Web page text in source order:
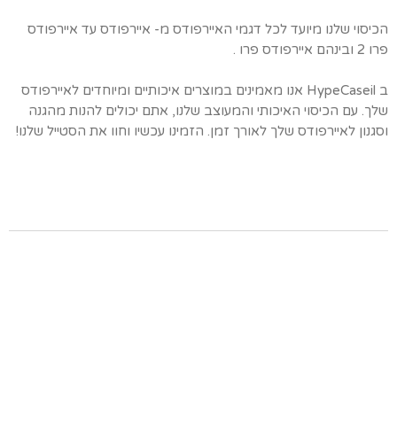
הכיסוי שלנו מיועד לכל דגמי האיירפודס מ- איירפודס עד איירפודס
פרו 2 ובינהם איירפודס פרו .
ב HypeCaseil אנו מאמינים במוצרים איכותיים ומיוחדים לאיירפודס
שלך. עם הכיסוי האיכותי והמעוצב שלנו, אתם יכולים להנות מהגנה
וסגנון לאיירפודס שלך לאורך זמן. הזמינו עכשיו וחוו את הסטייל שלנו!